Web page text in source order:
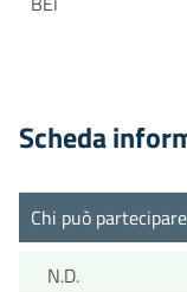
Scheda
Chi può partecipare
N.D.